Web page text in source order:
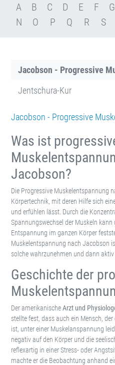
A B C D E F G
N
O P Q R S
Jacobson - Progressive
Jentschura-Kur
Jacobson - Progressive
Was ist
Jacobson?
Die Progressive Muskelentspannung
Körpertechnik, mit deren Hilfe sich
und erfühlen lässt. Durch die
Spannungswechsel der Muskeln
Entspannung im ganzen Körper
Muskelentspannung nach Jacobson
solche wahrzunehmen und dann aktiv
Geschichte der
Der amerikanischeArzt und
stellte fest, dass auch ein Mensch,
ist, unter einer Muskelanspannung
negativ auf den Körper und die
reflexartig in einer Stress- oder
machte er die Beobachtung anhand